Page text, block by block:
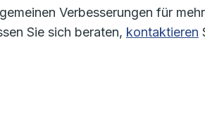
Verbesserungen für
Sie sich beraten, kontaktieren